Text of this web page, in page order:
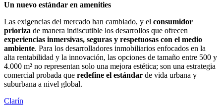
Un nuevo estándar en amenities
Las exigencias del mercado han cambiado, y el consumidor
prioriza de manera indiscutible los desarrollos que ofrecen
experiencias inmersivas, seguras y respetuosas con el medio
ambiente. Para los desarrolladores inmobiliarios enfocados en la
alta rentabilidad y la innovación, las opciones de tamaño entre 500 y
4.000 m² no representan solo una mejora estética; son una estrategia
comercial probada que redefine el estándar de vida urbana y
suburbana a nivel global.
Clarín